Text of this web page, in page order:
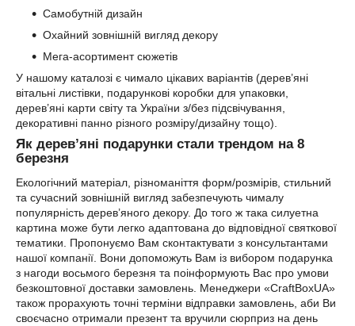
Самобутній дизайн
Охайний зовнішній вигляд декору
Мега-асортимент сюжетів
У нашому каталозі є чимало цікавих варіантів (дерев’яні
вітальні листівки, подарункові коробки для упаковки,
дерев’яні карти світу та України з/без підсвічування,
декоративні панно різного розміру/дизайну тощо).
Як дерев’яні подарунки стали трендом на 8
березня
Екологічний матеріал, різноманіття форм/розмірів, стильний
та сучасний зовнішній вигляд забезпечують чималу
популярність дерев’яного декору. До того ж така силуетна
картина може бути легко адаптована до відповідної святкової
тематики. Пропонуємо Вам сконтактувати з консультантами
нашої компанії. Вони допоможуть Вам із вибором подарунка
з нагоди восьмого березня та поінформують Вас про умови
безкоштовної доставки замовлень. Менеджери «CraftBoxUA»
також прорахують точні терміни відправки замовлень, аби Ви
своєчасно отримали презент та вручили сюрприз на день